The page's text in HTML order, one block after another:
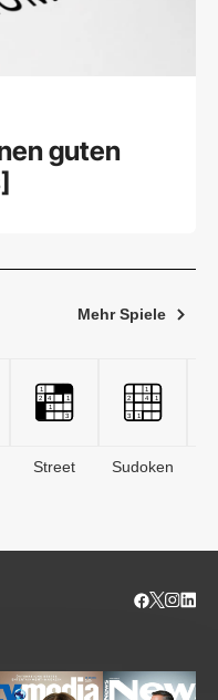
guten
Mehr Spiele
Street Sudoken